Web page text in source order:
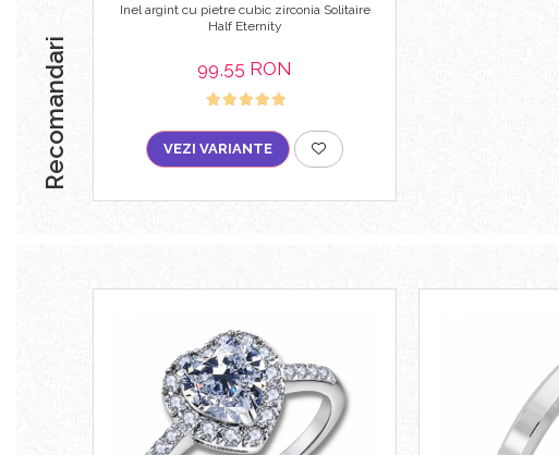
Recomandari
Inel argint cu pietre cubic zirconia Solitaire
Half Eternity
99,55 RON
VEZI VARIANTE